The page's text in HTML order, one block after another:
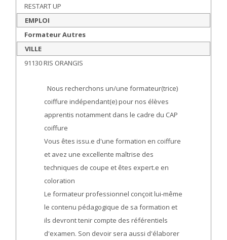
RESTART UP
EMPLOI
Formateur Autres
VILLE
91130 RIS ORANGIS
Nous recherchons un/une formateur(trice)
coiffure indépendant(e) pour nos élèves
apprentis notamment dans le cadre du CAP
coiffure
Vous êtes issu.e d'une formation en coiffure
et avez une excellente maîtrise des
techniques de coupe et êtes expert.e en
coloration
Le formateur professionnel conçoit lui-même
le contenu pédagogique de sa formation et
ils devront tenir compte des référentiels
d'examen. Son devoir sera aussi d'élaborer